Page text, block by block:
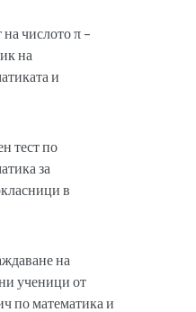
на числото π –
на
и
тест по
за
в
на
ученици от
по математика и